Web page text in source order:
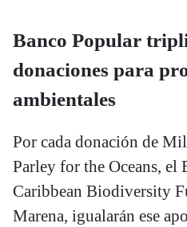
Banco Popular
donaciones para
ambientales
Por cada donación de
Parley for the Oceans, el
Caribbean Biodiversity
Marena, igualarán ese